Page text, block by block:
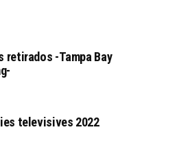
retirados -Tampa Bay
televisives 2022